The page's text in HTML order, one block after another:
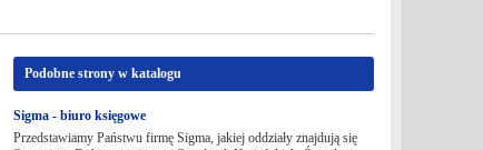
Podobne strony w katalogu
Sigma - biuro księgowe
Przedstawiamy Państwu firmę Sigma, jakiej oddziały znajdują się